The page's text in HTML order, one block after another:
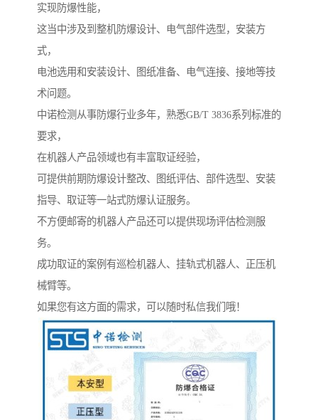
实现防爆性能，
这当中涉及到整机防爆设计、电气部件选型，安装方
式，
电池选用和安装设计、图纸准备、电气连接、接地等技
术问题。
中诺检测从事防爆行业多年，熟悉GB/T 3836系列标准的
要求，
在机器人产品领域也有丰富取证经验，
可提供前期防爆设计整改、图纸评估、部件选型、安装
指导、取证等一站式防爆认证服务。
不方便邮寄的机器人产品还可以提供现场评估检测服
务。
成功取证的案例有巡检机器人、挂轨式机器人、正压机
械臂等。
如果您有这方面的需求，可以随时私信我们哦！